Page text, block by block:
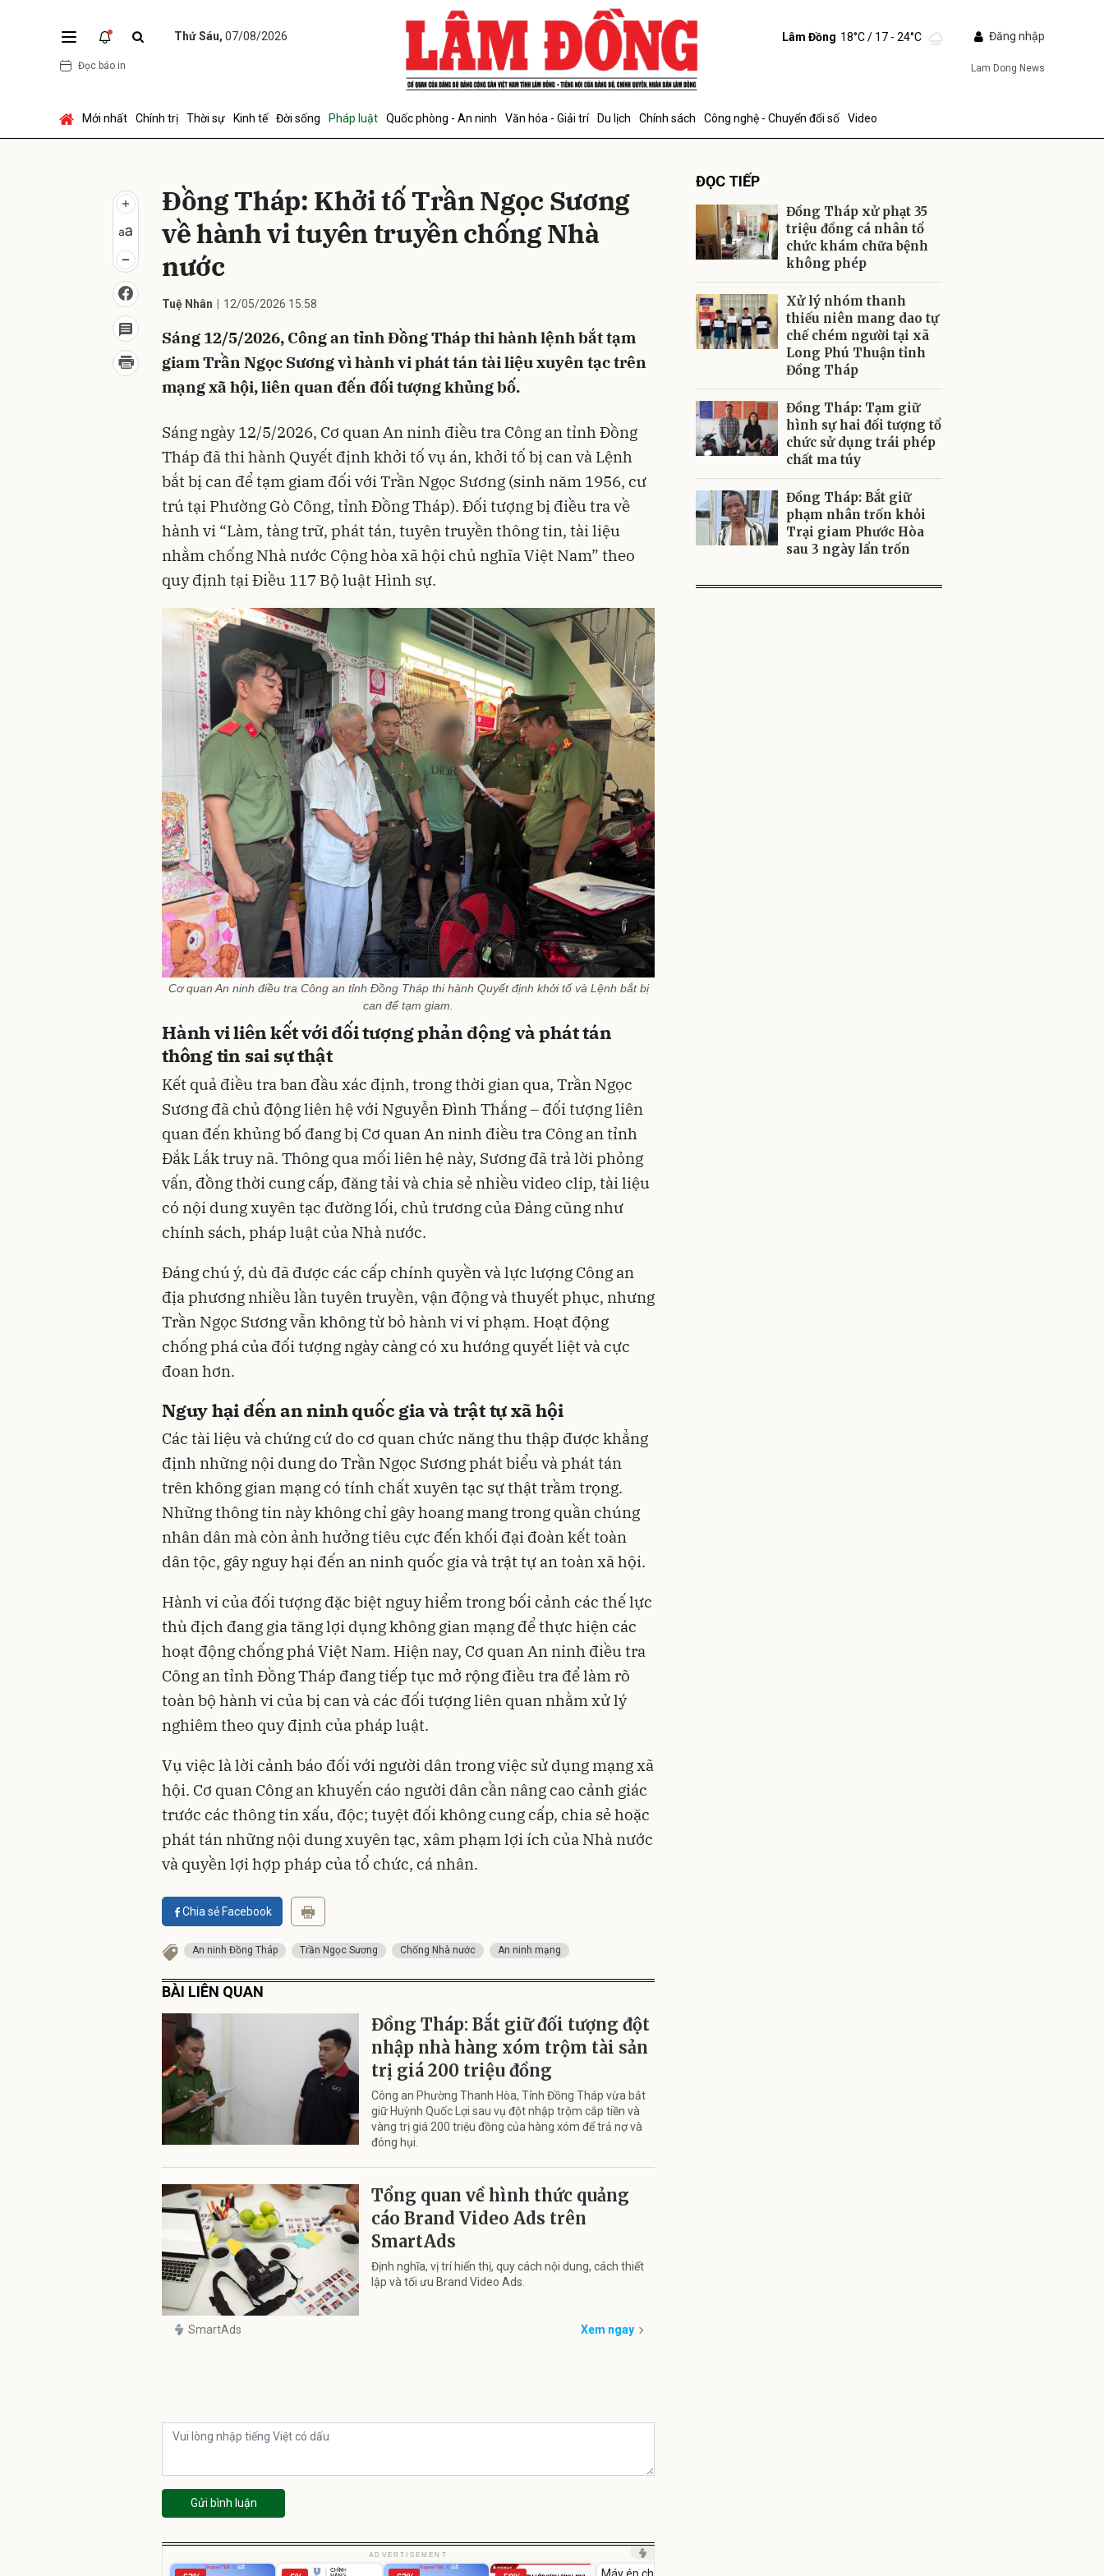
Thứ Sáu, 07/08/2026
Đọc báo in
Lâm Đồng 18°C/ 17 - 24°C Đăng nhập
Lam Dong News
Mới nhất Chính trị Thời sự Kinh tế Đời sống Pháp luật Quốc phòng - An ninh Văn hóa - Giải trí Du lịch Chính sách Công nghệ - Chuyển đổi số Video
Đồng Tháp: Khởi tố Trần Ngọc Sương
về hành vi tuyên truyền chống Nhà
nước
Tuệ Nhân 12/05/2026 15:58
Sáng 12/5/2026, Công an tỉnh Đồng Tháp thi hành lệnh bắt tạm
giam Trần Ngọc Sương vì hành vi phát tán tài liệu xuyên tạc trên
mạng xã hội, liên quan đến đối tượng khủng bố.
Sáng ngày 12/5/2026, Cơ quan An ninh điều tra Công an tỉnh Đồng
Tháp đã thi hành Quyết định khởi tố vụ án, khởi tố bị can và Lệnh
bắt bị can để tạm giam đối với Trần Ngọc Sương (sinh năm 1956, cư
trú tại Phường Gò Công, tỉnh Đồng Tháp). Đối tượng bị điều tra về
hành vi “Làm, tàng trữ, phát tán, tuyên truyền thông tin, tài liệu
nhằm chống Nhà nước Cộng hòa xã hội chủ nghĩa Việt Nam” theo
quy định tại Điều 117 Bộ luật Hình sự.
Cơ quan An ninh điều tra Công an tỉnh Đồng Tháp thi hành Quyết định khởi tố và Lệnh bắt bị
can để tạm giam.
Hành vi liên kết với đối tượng phản động và phát tán
thông tin sai sự thật
Kết quả điều tra ban đầu xác định, trong thời gian qua, Trần Ngọc
Sương đã chủ động liên hệ với Nguyễn Đình Thắng – đối tượng liên
quan đến khủng bố đang bị Cơ quan An ninh điều tra Công an tỉnh
Đắk Lắk truy nã. Thông qua mối liên hệ này, Sương đã trả lời phỏng
vấn, đồng thời cung cấp, đăng tải và chia sẻ nhiều video clip, tài liệu
có nội dung xuyên tạc đường lối, chủ trương của Đảng cũng như
chính sách, pháp luật của Nhà nước.
Đáng chú ý, dù đã được các cấp chính quyền và lực lượng Công an
địa phương nhiều lần tuyên truyền, vận động và thuyết phục, nhưng
Trần Ngọc Sương vẫn không từ bỏ hành vi vi phạm. Hoạt động
chống phá của đối tượng ngày càng có xu hướng quyết liệt và cực
đoan hơn.
Nguy hại đến an ninh quốc gia và trật tự xã hội
Các tài liệu và chứng cứ do cơ quan chức năng thu thập được khẳng
định những nội dung do Trần Ngọc Sương phát biểu và phát tán
trên không gian mạng có tính chất xuyên tạc sự thật trầm trọng.
Những thông tin này không chỉ gây hoang mang trong quần chúng
nhân dân mà còn ảnh hưởng tiêu cực đến khối đại đoàn kết toàn
dân tộc, gây nguy hại đến an ninh quốc gia và trật tự an toàn xã hội.
Hành vi của đối tượng đặc biệt nguy hiểm trong bối cảnh các thế lực
thù địch đang gia tăng lợi dụng không gian mạng để thực hiện các
hoạt động chống phá Việt Nam. Hiện nay, Cơ quan An ninh điều tra
Công an tỉnh Đồng Tháp đang tiếp tục mở rộng điều tra để làm rõ
toàn bộ hành vi của bị can và các đối tượng liên quan nhằm xử lý
nghiêm theo quy định của pháp luật.
Vụ việc là lời cảnh báo đối với người dân trong việc sử dụng mạng xã
hội. Cơ quan Công an khuyến cáo người dân cần nâng cao cảnh giác
trước các thông tin xấu, độc; tuyệt đối không cung cấp, chia sẻ hoặc
phát tán những nội dung xuyên tạc, xâm phạm lợi ích của Nhà nước
và quyền lợi hợp pháp của tổ chức, cá nhân.
Chia sẻ Facebook
An ninh Đồng Tháp Trần Ngọc Sương Chống Nhà nước An ninh mạng
BÀI LIÊN QUAN
Đồng Tháp: Bắt giữ đối tượng đột
nhập nhà hàng xóm trộm tài sản
trị giá 200 triệu đồng
Công an Phường Thanh Hòa, Tỉnh Đồng Tháp vừa bắt
giữ Huỳnh Quốc Lợi sau vụ đột nhập trộm cắp tiền và
vàng trị giá 200 triệu đồng của hàng xóm để trả nợ và
đóng hụi.
Tổng quan về hình thức quảng
cáo Brand Video Ads trên
SmartAds
Định nghĩa, vị trí hiển thị, quy cách nội dung, cách thiết
lập và tối ưu Brand Video Ads.
SmartAds Xem ngay
Gửi bình luận
ADVERTISEMENT Unmute
ĐỌC TIẾP
Đồng Tháp xử phạt 35
triệu đồng cá nhân tổ
chức khám chữa bệnh
không phép
Xử lý nhóm thanh
thiếu niên mang dao tự
chế chém người tại xã
Long Phú Thuận tỉnh
Đồng Tháp
Đồng Tháp: Tạm giữ
hình sự hai đối tượng tổ
chức sử dụng trái phép
chất ma túy
Đồng Tháp: Bắt giữ
phạm nhân trốn khỏi
Trại giam Phước Hòa
sau 3 ngày lẩn trốn
Gửi bình luận